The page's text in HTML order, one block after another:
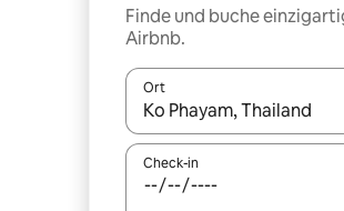
Finde und buche
Airbnb.
Ort
Wenn Ergebnisse
Check-in